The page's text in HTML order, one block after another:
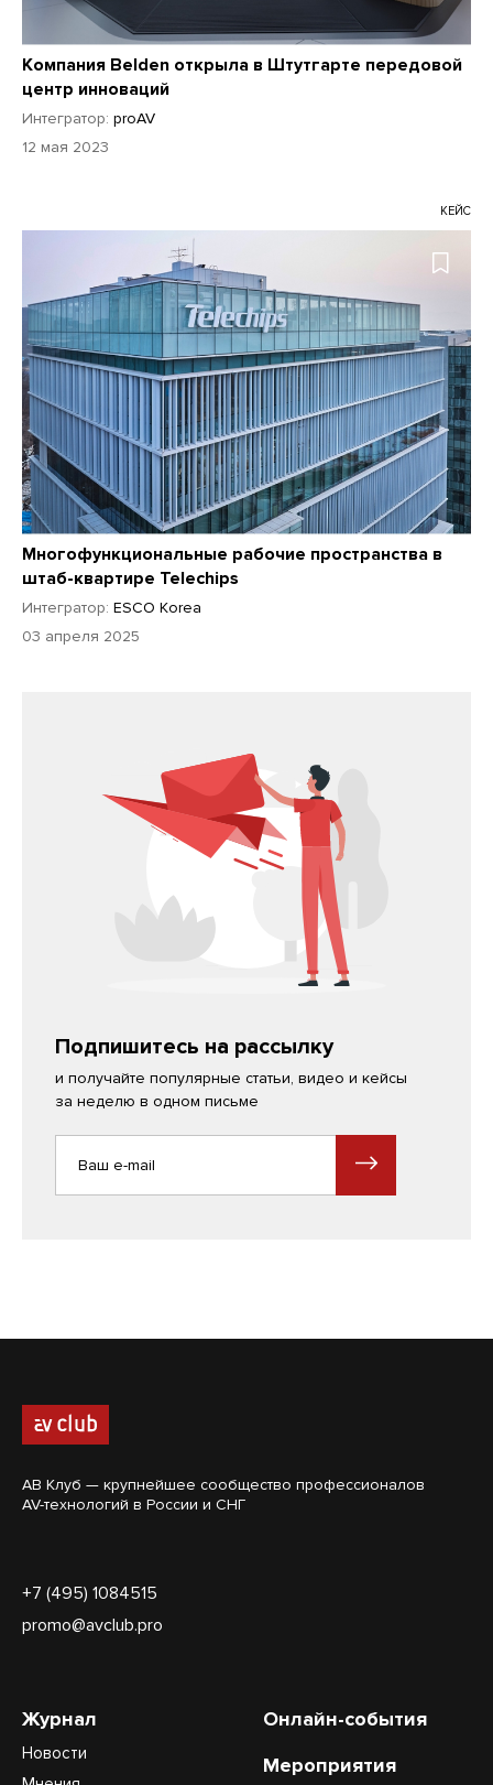
Компания Belden открыла в Штутгарте передовой
центр инноваций
Интегратор: proAV
12 мая 2023
КЕЙС
Многофункциональные рабочие пространства в
штаб-квартире Telechips
Интегратор: ESCO Korea
03 апреля 2025
Подпишитесь на рассылку
и получайте популярные статьи, видео и кейсы
за неделю в одном письме
АВ Клуб — крупнейшее сообщество профессионалов
AV-технологий в России и СНГ
+7 (495) 1084515
promo@avclub.pro
Журнал
Новости
Онлайн-события
Мероприятия